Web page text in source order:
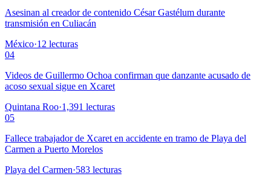
Asesinan al creador de contenido César Gastélum durante
transmisión en Culiacán
México·12 lecturas
04
Videos de Guillermo Ochoa confirman que danzante acusado de
acoso sexual sigue en Xcaret
Quintana Roo·1,391 lecturas
05
Fallece trabajador de Xcaret en accidente en tramo de Playa del
Carmen a Puerto Morelos
Playa del Carmen·583 lecturas